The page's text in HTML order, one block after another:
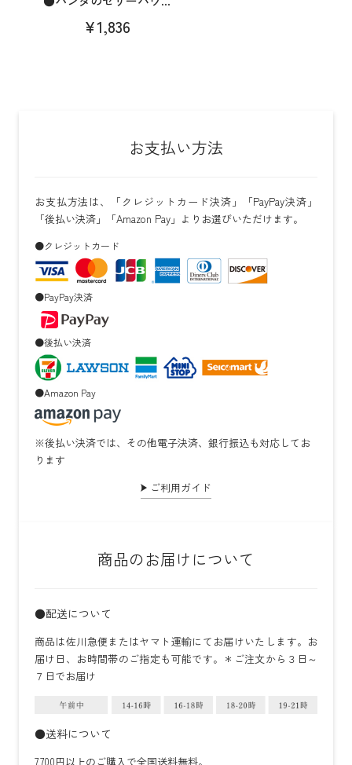
¥1,836
お支払い方法
お支払方法は、「クレジットカード決済」「PayPay決済」
「後払い決済」「Amazon Pay」よりお選びいただけます。
●クレジットカード
●PayPay決済
●後払い決済
●Amazon Pay
※後払い決済では、その他電子決済、銀行振込も対応してお
ります
ご利用ガイド
商品のお届けについて
●配送について
商品は佐川急便またはヤマト運輸にてお届けいたします。お
届け日、お時間帯のご指定も可能です。＊ご注文から３日～
７日でお届け
●送料について
7,700円以上のご購入で全国送料無料。